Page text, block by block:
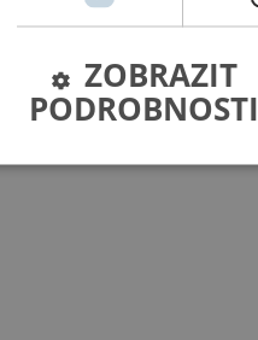
ZOBRAZIT
PODROBNOSTI